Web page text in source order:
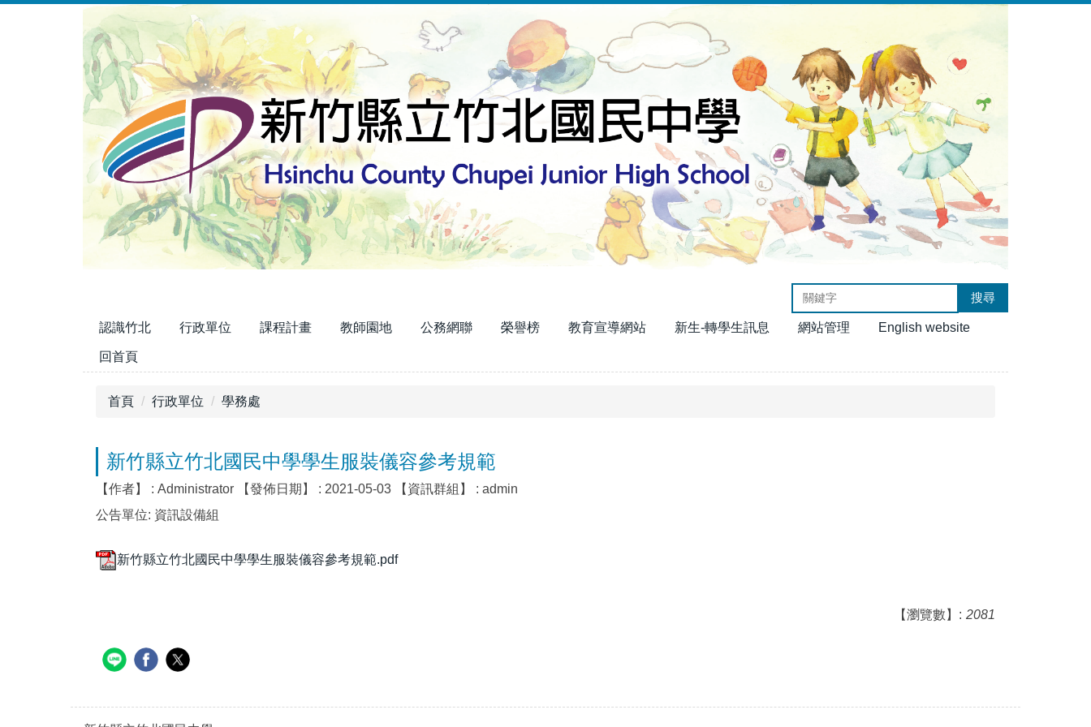
搜尋
認識竹北 行政單位 課程計畫 教師園地 公務網聯 榮譽榜 教育宣導網站 新生-轉學生訊息 網站管理 English website
回首頁
首頁 行政單位 學務處
新竹縣立竹北國民中學學生服裝儀容參考規範
【作者】 : Administrator 【發佈日期】 : 2021-05-03 【資訊群組】 : admin
公告單位: 資訊設備組
新竹縣立竹北國民中學學生服裝儀容參考規範.pdf
【瀏覽數】: 2081